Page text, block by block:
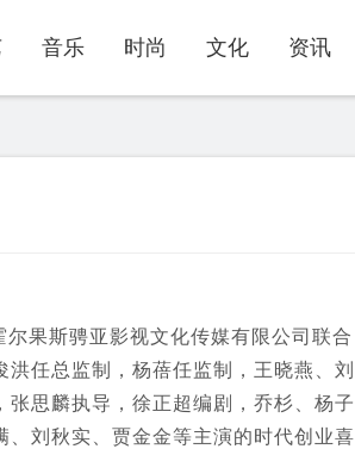
音乐 时尚 文化 资讯
果斯骋亚影视文化传媒有限公司联合
任总监制，杨蓓任监制，王晓燕、刘
思麟执导，徐正超编剧，乔杉、杨子
刘秋实、贾金金等主演的时代创业喜